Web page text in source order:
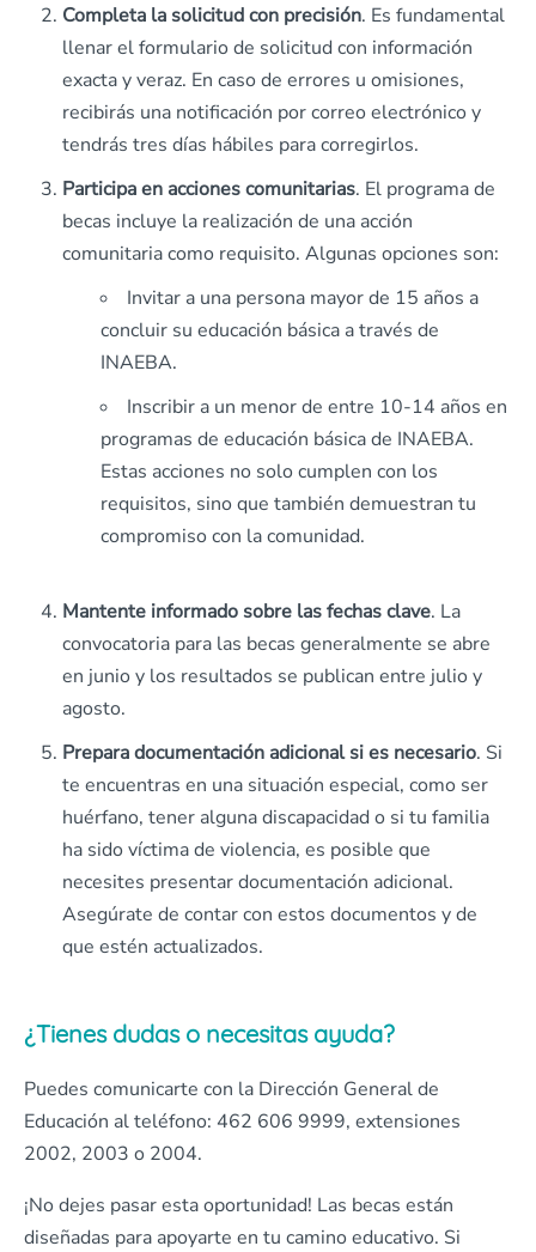
Completa la solicitud con precisión. Es fundamental
llenar el formulario de solicitud con información
exacta y veraz. En caso de errores u omisiones,
recibirás una notificación por correo electrónico y
tendrás tres días hábiles para corregirlos.
Participa en acciones comunitarias. El programa de
becas incluye la realización de una acción
comunitaria como requisito. Algunas opciones son:
Invitar a una persona mayor de 15 años a
concluir su educación básica a través de
INAEBA.
Inscribir a un menor de entre 10-14 años en
programas de educación básica de INAEBA.
Estas acciones no solo cumplen con los
requisitos, sino que también demuestran tu
compromiso con la comunidad. ​
Mantente informado sobre las fechas clave. La
convocatoria para las becas generalmente se abre
en junio y los resultados se publican entre julio y
agosto.
Prepara documentación adicional si es necesario. Si
te encuentras en una situación especial, como ser
huérfano, tener alguna discapacidad o si tu familia
ha sido víctima de violencia, es posible que
necesites presentar documentación adicional.
Asegúrate de contar con estos documentos y de
que estén actualizados.
¿Tienes dudas o necesitas ayuda?
Puedes comunicarte con la Dirección General de
Educación al teléfono: 462 606 9999, extensiones
2002, 2003 o 2004.
¡No dejes pasar esta oportunidad! Las becas están
diseñadas para apoyarte en tu camino educativo. Si